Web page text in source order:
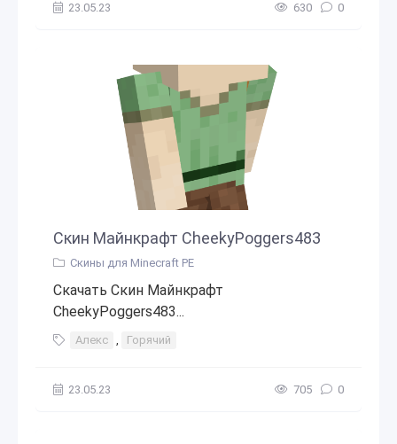
23.05.23 630 0
Скин Майнкрафт CheekyPoggers483
Скины для Minecraft PE
Скачать Скин Майнкрафт
CheekyPoggers483...
Алекс , Горячий
23.05.23 705 0